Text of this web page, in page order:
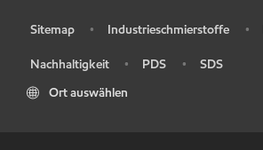
Sitemap • Industrieschmierstoffe •
Nachhaltigkeit • PDS •
SDS
Ort auswählen